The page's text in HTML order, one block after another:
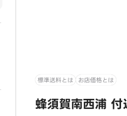
標準送料とは お店価格とは
蜂須賀南西浦